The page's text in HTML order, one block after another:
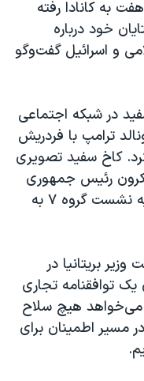
به کانادا رفته
خود درباره
‌و اسرائیل گفت‌وگو
در شبکه اجتماعی
ترامپ با فردریش
کاخ سفید تصویری
رئیس‌ جمهوری
فرانسه و گفت‌وگوی آنها را در حاشیه نشست گروه ۷ به
بریتانیا در
توافقنامه تجاری
می‌خواهد هیچ سلاح
مسیر اطمینان برای